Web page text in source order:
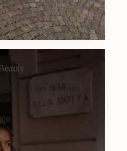
immer ein bisschen